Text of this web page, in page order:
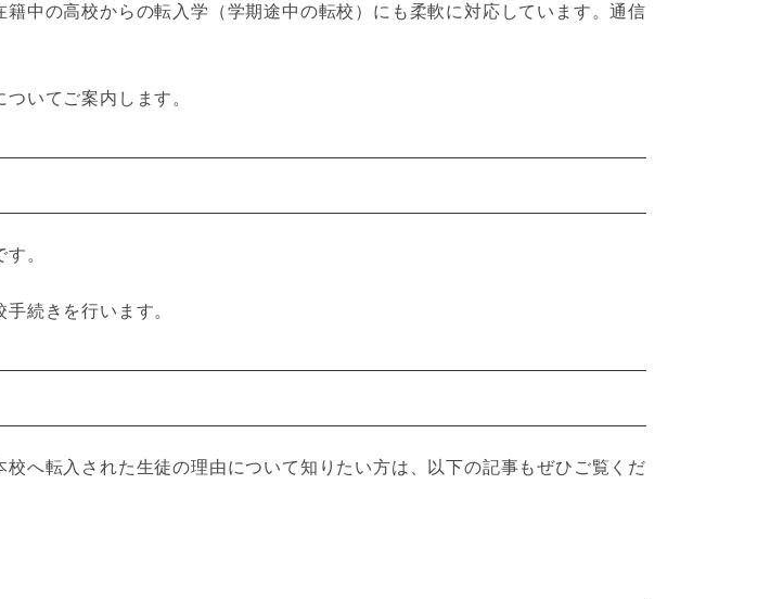
中の高校からの転入学（学期途中の転校）にも柔軟に対応しています。通信
いてご案内します。
。
続きを行います。
へ転入された生徒の理由について知りたい方は、以下の記事もぜひご覧くだ